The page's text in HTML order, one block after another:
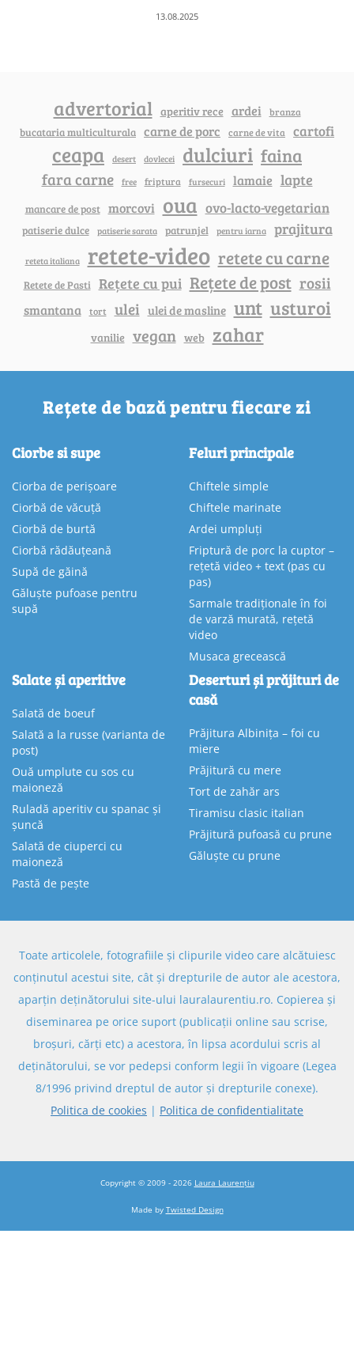
13.08.2025
advertorial aperitiv rece ardei branza
bucataria multiculturala carne de porc carne de vita cartofi
ceapa desert dovlecei dulciuri faina
fara carne free friptura fursecuri lamaie lapte
mancare de post morcovi oua ovo-lacto-vegetarian
patiserie dulce patiserie sarata patrunjel pentru iarna prajitura
reteta italiana retete-video retete cu carne
Retete de Pasti Rețete cu pui Rețete de post rosii
smantana tort ulei ulei de masline unt usturoi
vanilie vegan web zahar
Rețete de bază pentru fiecare zi
Ciorbe si supe
Ciorba de perișoare
Ciorbă de văcuță
Ciorbă de burtă
Ciorbă rădăuțeană
Supă de găină
Găluște pufoase pentru
supă
Feluri principale
Chiftele simple
Chiftele marinate
Ardei umpluți
Friptură de porc la cuptor –
rețetă video + text (pas cu
pas)
Sarmale tradiționale în foi
de varză murată, rețetă
video
Musaca grecească
Salate și aperitive
Salată de boeuf
Salată a la russe (varianta de
post)
Ouă umplute cu sos cu
maioneză
Ruladă aperitiv cu spanac și
șuncă
Salată de ciuperci cu
maioneză
Pastă de pește
Deserturi și prăjituri de
casă
Prăjitura Albinița – foi cu
miere
Prăjitură cu mere
Tort de zahăr ars
Tiramisu clasic italian
Prăjitură pufoasă cu prune
Găluște cu prune
Toate articolele, fotografiile și clipurile video care alcătuiesc
conținutul acestui site, cât și drepturile de autor ale acestora,
aparțin deținătorului site-ului lauralaurentiu.ro. Copierea și
diseminarea pe orice suport (publicații online sau scrise,
broșuri, cărți etc) a acestora, în lipsa acordului scris al
deținătorului, se vor pedepsi conform legii în vigoare (Legea
8/1996 privind dreptul de autor și drepturile conexe).
Politica de cookies | Politica de confidentialitate
Copyright © 2009 - 2026 Laura Laurențiu
Made by Twisted Design